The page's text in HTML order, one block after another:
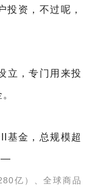
投资，不过呢，
立，专门用来投
基金，总规模超
亿）、全球商品